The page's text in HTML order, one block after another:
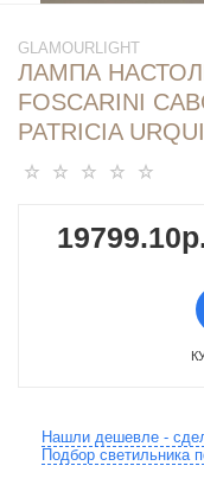
GLAMOURLIGHT
ЛАМПА
FOSCARINI
PATRICIA
Нашли дешевле -
Подбор светильника